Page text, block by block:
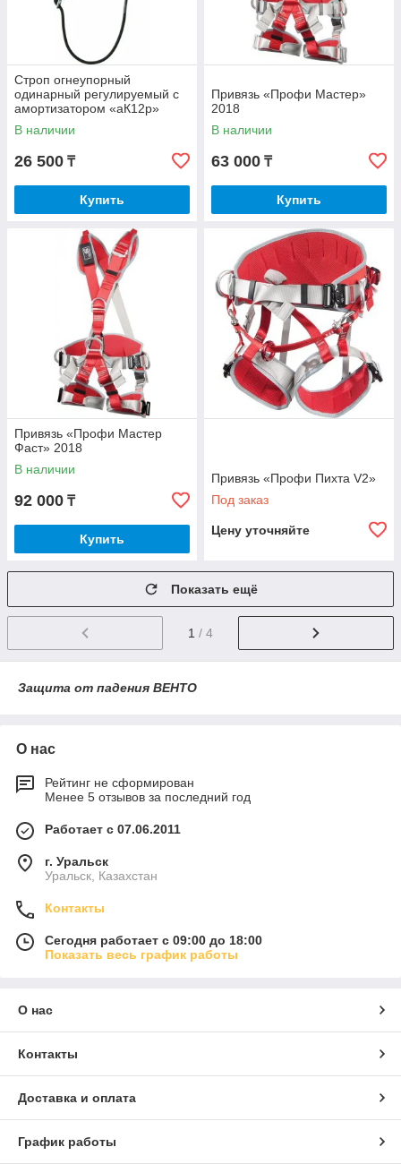
Строп огнеупорный
одинарный регулируемый с
амортизатором «aК12p»
В наличии
26 500 ₸
Купить
Привязь «Профи Мастер»
2018
В наличии
63 000 ₸
Купить
Привязь «Профи Мастер
Фаст» 2018
В наличии
92 000 ₸
Купить
Привязь «Профи Пихта V2»
Под заказ
Цену уточняйте
Показать ещё
1 / 4
Защита от падения ВЕНТО
О нас
Рейтинг не сформирован
Менее 5 отзывов за последний год
Работает с 07.06.2011
г. Уральск
Уральск, Казахстан
Контакты
Сегодня работает с 09:00 до 18:00
Показать весь график работы
О нас
Контакты
Доставка и оплата
График работы